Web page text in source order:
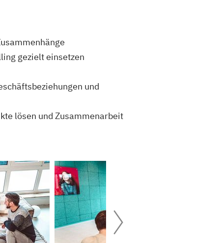
gezielt einsetzen
und
lösen und Zusammenarbeit